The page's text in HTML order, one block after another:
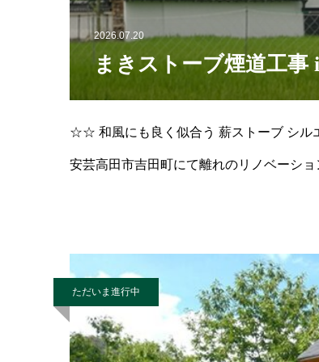
2026.07.20
まきストーブ煙道工事
☆☆ 和風にも良く似合う 薪ストーブ シ
安芸高田市吉田町にて離れのリノベーシ
ただいま進行中